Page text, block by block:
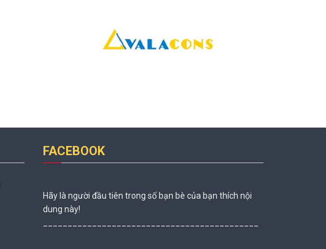
FACEBOOK
Hãy là người đầu tiên trong số bạn bè của bạn thích nội
dung này!